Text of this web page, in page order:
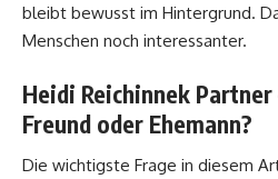
bleibt bewusst im Hintergrund.
Menschen noch interessanter.
Heidi Reichinnek
Freund oder Ehemann?
Die wichtigste Frage in diesem